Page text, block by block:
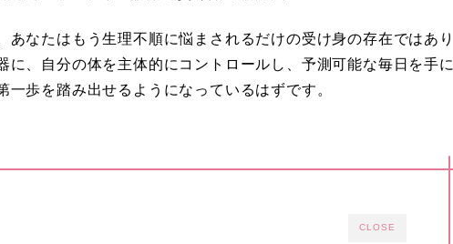
あなたはもう生理不順に悩まされるだけの受け身の存在ではあり
に、自分の体を主体的にコントロールし、予測可能な毎日を手に
一歩を踏み出せるようになっているはずです。
CLOSE